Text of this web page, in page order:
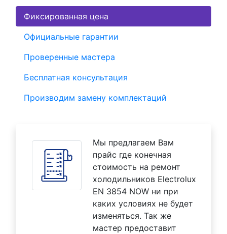
Фиксированная цена
Официальные гарантии
Проверенные мастера
Бесплатная консультация
Производим замену комплектаций
Мы предлагаем Вам
прайс где конечная
стоимость на ремонт
холодильников Electrolux
EN 3854 NOW ни при
каких условиях не будет
изменяться. Так же
мастер предоставит